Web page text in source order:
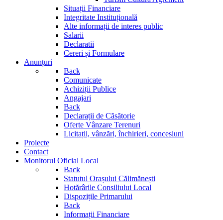
Situații Financiare
Integritate Instituțională
Alte informații de interes public
Salarii
Declaratii
Cereri și Formulare
Anunțuri
Back
Comunicate
Achiziții Publice
Angajari
Back
Declarații de Căsătorie
Oferte Vânzare Terenuri
Licitații, vânzări, închirieri, concesiuni
Proiecte
Contact
Monitorul Oficial Local
Back
Statutul Orașului Călimănești
Hotărârile Consiliului Local
Dispozițile Primarului
Back
Informații Financiare